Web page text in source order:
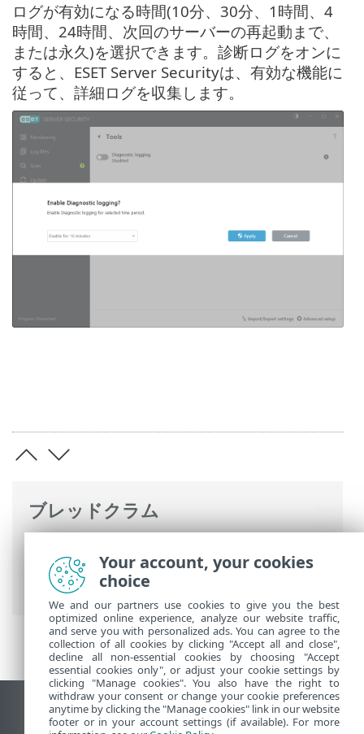
ブレッドクラム
Security >コマンドと ESET Server
Security >設定> ツール - 診断ロギング
ログが有効になる時間(10分、30分、1時間、4
時間、24時間、次回のサーバーの再起動まで、
または永久)を選択できます。診断ログをオンに
すると、ESET Server Securityは、有効な機能に
従って、詳細ログを収集します。
デスクトップサイトの表示
Your account, your cookies
choice
We and our partners use cookies to give you the best
optimized online experience, analyze our website traffic,
and serve you with personalized ads. You can agree to the
collection of all cookies by clicking "Accept all and close",
decline all non-essential cookies by choosing "Accept
essential cookies only", or adjust your cookie settings by
clicking "Manage cookies". You also have the right to
withdraw your consent or change your cookie preferences
anytime by clicking the "Manage cookies" link in our website
footer or in your account settings (if available). For more